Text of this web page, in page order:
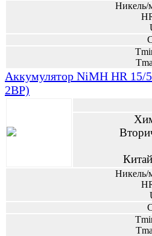
Никель/
Аккумулятор NiMH HR 15/
2ВР)
Никель/